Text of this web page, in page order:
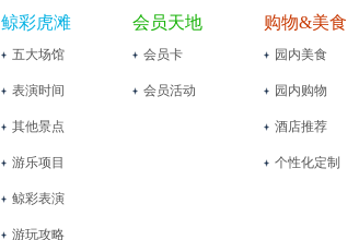
鲸彩虎滩
五大场馆
表演时间
其他景点
游乐项目
鲸彩表演
游玩攻略
会员天地
会员卡
会员活动
购物&美食
园内美食
园内购物
酒店推荐
个性化定制